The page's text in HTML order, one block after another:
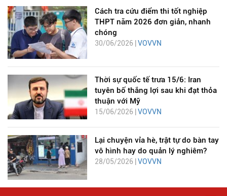
Cách tra cứu điểm thi tốt nghiệp
THPT năm 2026 đơn giản, nhanh
chóng
30/06/2026 | VOVVN
Thời sự quốc tế trưa 15/6: Iran
tuyên bố thắng lợi sau khi đạt thỏa
thuận với Mỹ
15/06/2026 | VOVVN
Lại chuyện vỉa hè, trật tự do bàn tay
vô hình hay do quản lý nghiêm?
28/05/2026 | VOVVN